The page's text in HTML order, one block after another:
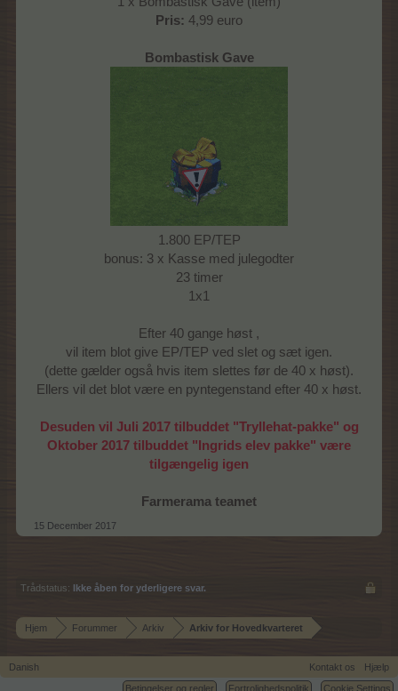
Pris: 4,99 euro
Bombastisk Gave
1.800 EP/TEP
bonus: 3 x Kasse med julegodter
23 timer
1x1
Efter 40 gange høst ,
vil item blot give EP/TEP ved slet og sæt igen.
(dette gælder også hvis item slettes før de 40 x høst).
Ellers vil det blot være en pyntegenstand efter 40 x høst.
Desuden vil Juli 2017 tilbuddet "Tryllehat-pakke" og
Oktober 2017 tilbuddet "Ingrids elev pakke" være
tilgængelig igen
Farmerama teamet
15 December 2017
Trådstatus: Ikke åben for yderligere svar.
Hjem Forummer Arkiv Arkiv for Hovedkvarteret
Danish Kontakt os
Hjælp
Betingelser og regler
Fortrolighedspolitik Cookie Settings